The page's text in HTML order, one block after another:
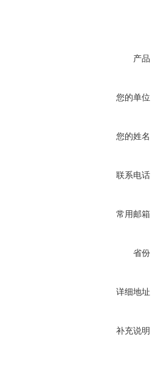
产品
您的单位
您的姓名
联系电话
常用邮箱
省份
详细地址
补充说明